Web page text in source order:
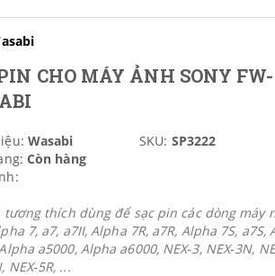
CHO MÁY ẢNH SONY
Wasabi SKU: SP3222
Còn hàng
tương thích dùng để sạc pin các dòng máy
7, a7, a7II, Alpha 7R, a7R, Alpha 7S, a7S,
a5000, Alpha a6000, NEX‐3, NEX‐3N,
NEX‐5R, ...